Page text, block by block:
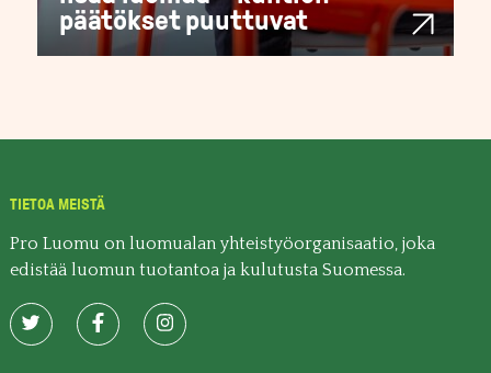
päätökset puuttuvat
TIETOA MEISTÄ
Pro Luomu on luomualan yhteistyöorganisaatio, joka
edistää luomun tuotantoa ja kulutusta Suomessa.